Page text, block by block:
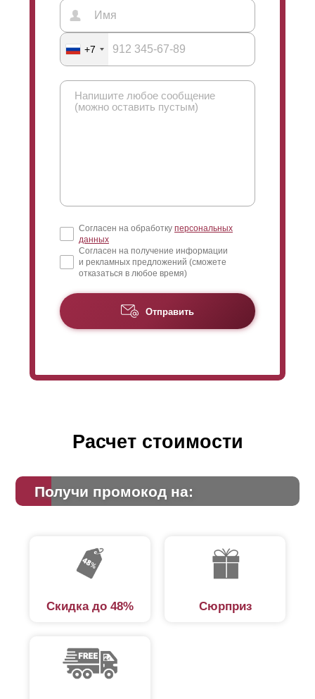
+7
Согласен на обработку персональных
данных
Согласен на получение информации
и рекламных предложений (сможете
отказаться в любое время)
Отправить
Расчет стоимости
Получи промокод на:
Скидка до 48% Сюрприз